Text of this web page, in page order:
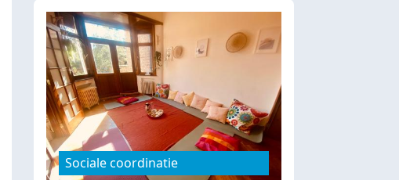
Sociale coordinatie